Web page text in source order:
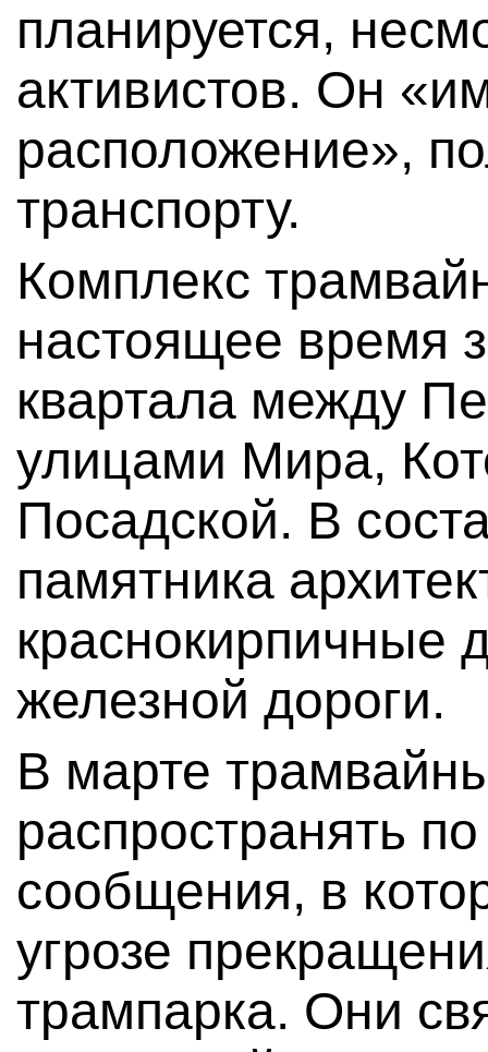
планируется,
активистов. Он
расположение»,
транспорту.
Комплекс
настоящее время
квартала между
улицами Мира,
Посадской. В
памятника
краснокирпичные
железной дороги.
В марте
распространять
сообщения, в
угрозе
трампарка. Они